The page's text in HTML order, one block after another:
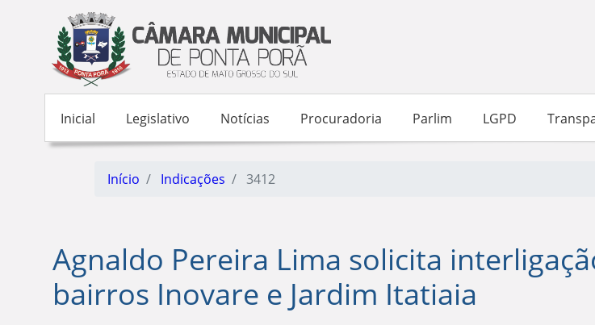
Inicial Legislativo Notícias Procuradoria Parlim LGPD
Início Indicações 3412
Agnaldo Pereira Lima solicita
bairros Inovare e Jardim Itatiaia